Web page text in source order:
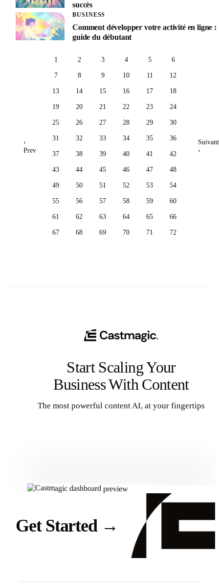
succès
BUSINESS
Comment développer votre activité en ligne :
guide du débutant
‹
Prev
1 2 3 4 5 6
7 8 9 10 11 12
13 14 15 16 17 18
19 20 21 22 23 24
25 26 27 28 29 30
31 32 33 34 35 36
37 38 39 40 41 42
43 44 45 46 47 48
49 50 51 52 53 54
55 56 57 58 59 60
61 62 63 64 65 66
67 68 69 70 71 72
Suivant
›
Start Scaling Your
Business With Content
The most powerful content AI, at your fingertips
Get Started →